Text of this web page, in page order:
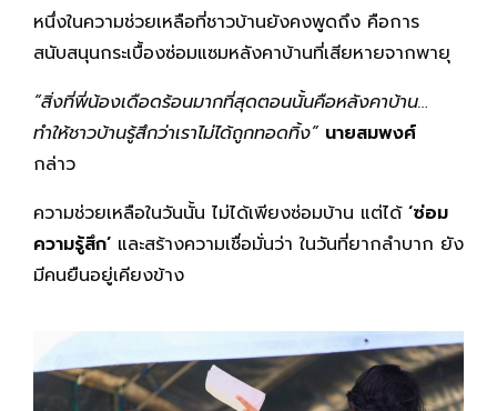
หนึ่งในความช่วยเหลือที่ชาวบ้านยังคงพูดถึง คือการ
สนับสนุนกระเบื้องซ่อมแซมหลังคาบ้านที่เสียหายจากพายุ
“สิ่งที่พี่น้องเดือดร้อนมากที่สุดตอนนั้นคือหลังคาบ้าน…
ทำให้ชาวบ้านรู้สึกว่าเราไม่ได้ถูกทอดทิ้ง” นายสมพงศ์
กล่าว
ความช่วยเหลือในวันนั้น ไม่ได้เพียงซ่อมบ้าน แต่ได้ ‘ซ่อม
ความรู้สึก’ และสร้างความเชื่อมั่นว่า ในวันที่ยากลำบาก ยัง
มีคนยืนอยู่เคียงข้าง